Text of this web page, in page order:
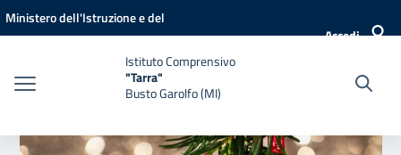
Vai ai contenuti
Vai al menu di navigazione
Vai al footer
Ministero dell'Istruzione e del
Accedi
Istituto Comprensivo
"Tarra"
Busto Garolfo (MI)